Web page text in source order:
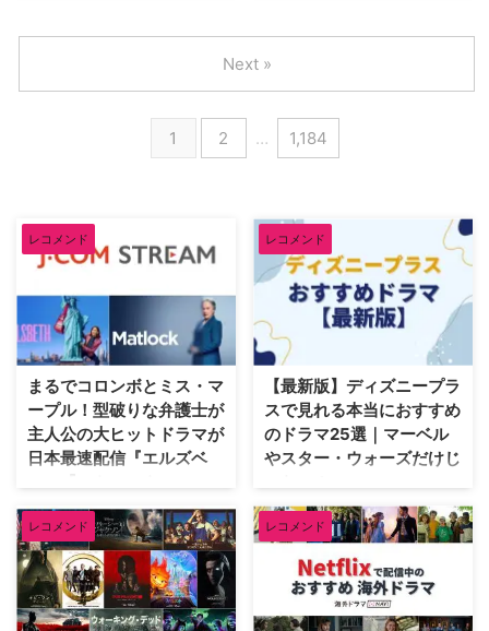
す物語だ。必要だったのは、たっ
ズ」への熱い思い 配信開始を翌
題）』のシリーズ化に正式なゴー
トシットコム『フレンズ』や
Netflixの人気コメディ『グレイス
ーム改修で描く「ふたりだけの人
生」 タイトルの『DINKS』と
は、「Dual Income, No Kids（共
働き・子供なし）」の略称。物語
の主人公は、結婚や子 …
営する株式会社SAMANSAは、
TOP10」を発表した。わずか10
分足らずの映像で観客の心を揺さ
挙に振り返る。 SAMANSA 2026
年上半期ランキング 今期のラン
キングで特筆すべきは、TOP10
のうち実に5作品（『うまれる』
『1/96』『ストレンジ』
『MIMI』『st …
1 2 … 1,184
Next »
レコメンド
まるでコロンボとミス・マ
ープル！型破りな弁護士が
主人公の大ヒットドラマが
日本最速配信『エルズベ
この春から学業や仕事で新生活を
始めた人も多いだろうが、型破り
な弁護士が新しい環境で活躍する
2本のドラマをご紹介しよう。新
シーズンがJ:COM STREAMで日
本最速配信中の『エルズベス』と
レコメンド
【最新版】ディズニープラ
スで見れる本当におすすめ
のドラマ25選｜マーベル
やスター・ウォーズだけじ
ディズニー映画やマーベル、スタ
ー・ウォーズ作品の印象が強い
Disney+ (ディズニープラス)。実
は、懐かしの海外ドラマや賞レー
スで話題の最新作などラインナッ
プが充実していることをご存じだ
レコメンド レコメンド